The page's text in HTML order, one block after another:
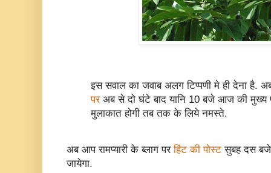
इस सवाल का जवाब अलग टिप्पणी मे ही देना है.
परअब से दो घंटे बाद यानि 10 बजे आज की
मुलाकात होगी तब तक के लिये नमस्ते.
अब आप रामप्यारी के ब्लाग परहिंट की पोस्ट सुबह दस बजे
जायेगा.